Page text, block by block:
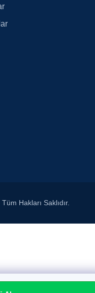
Hakları Saklıdır.